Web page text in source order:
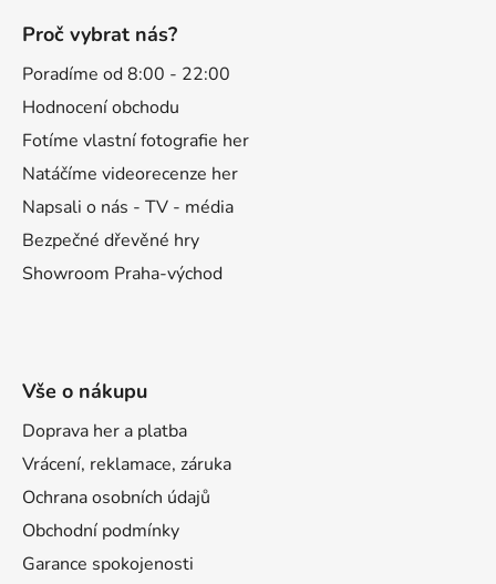
Proč vybrat nás?
Poradíme od 8:00 - 22:00
Hodnocení obchodu
Fotíme vlastní fotografie her
Natáčíme videorecenze her
Napsali o nás - TV - média
Bezpečné dřevěné hry
Showroom Praha-východ
Vše o nákupu
Doprava her a platba
Vrácení, reklamace, záruka
Ochrana osobních údajů
Obchodní podmínky
Garance spokojenosti